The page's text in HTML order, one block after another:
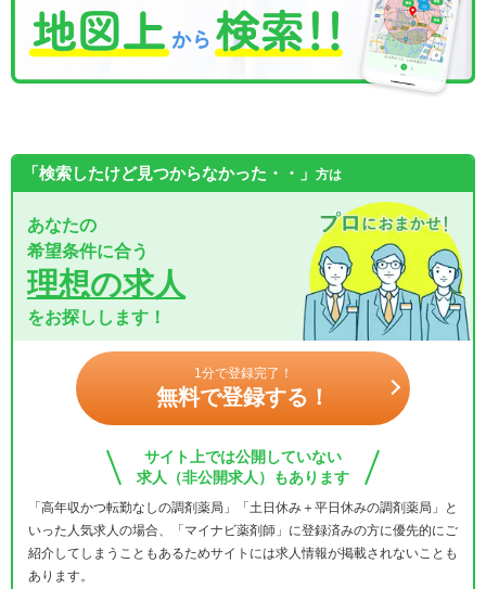
「検索したけど見つからなかった・・」 方は
あなたの
希望条件に合う
理想の求人
をお探しします！
1分で登録完了！
無料で登録する！
サイト上では公開していない
求人（非公開求人）もあります
「高年収かつ転勤なしの調剤薬局」「土日休み＋平日休みの調剤薬局」と
いった人気求人の場合、「マイナビ薬剤師」に登録済みの方に優先的にご
紹介してしまうこともあるためサイトには求人情報が掲載されないことも
あります。